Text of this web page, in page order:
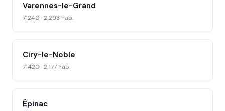
Varennes-le-Grand
71240 · 2 293 hab.
Ciry-le-Noble
71420 · 2 177 hab.
Épinac